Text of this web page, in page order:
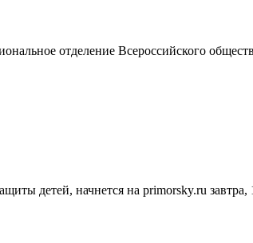
отделение Всероссийского
детей, начнется на primorsky.ru